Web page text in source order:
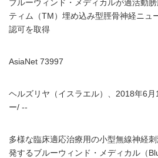
ブルーウィンド・メディカルが過活動
ティム（TM）埋め込み型脛骨神経ニュ
認可を取得
AsiaNet 73997
ヘルズリヤ（イスラエル）、2018年6
ー/ --
多様な臨床適応治療用の小型無線神経
発するブルーウィンド・メディカル（